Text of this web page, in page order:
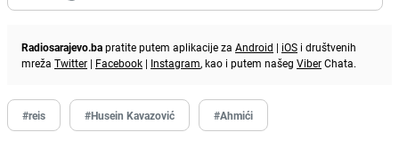
Radiosarajevo.bapratite putem aplikacije za Android | iOS i društvenih
mreža Twitter | Facebook | Instagram, kao i putem našeg ViberChata.
#reis #Husein Kavazović #Ahmići